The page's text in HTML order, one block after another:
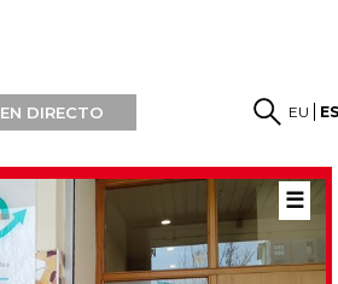
EN DIRECTO EU
☰